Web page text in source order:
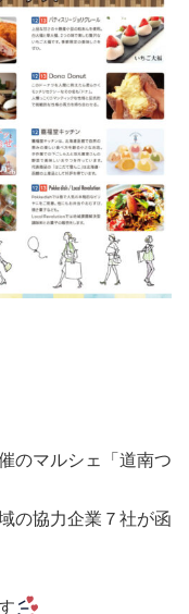
のマルシェ「道南つ
の協力企業７社が函